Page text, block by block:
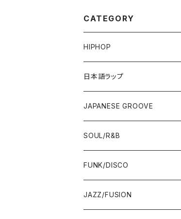
CATEGORY
HIPHOP
12"/7"
80'S OLD SCHOOL
EARLY 90'S MIDDLE〜NEW
LP
80'S OLD SCHOOL
EARLY 90'S MIDDLE〜NEW
日本語ラップ
12"/7"
80'S OLD SCHOOL〜EARLY
MID〜LATE 90'S
LP
80'S OLD SCHOOL〜EARLY
MID〜LATE 90'S
CD/TAPE
CD-R/DEMO/SAMPLE
JAPANESE GROOVE
LP
60'S/70'S
80'S
7"/12"
60'S/70'S
SOUL/R&B
LP
60'S/70'S
12"/7"
FUNK/DISCO
LP
JAZZ/FUSION